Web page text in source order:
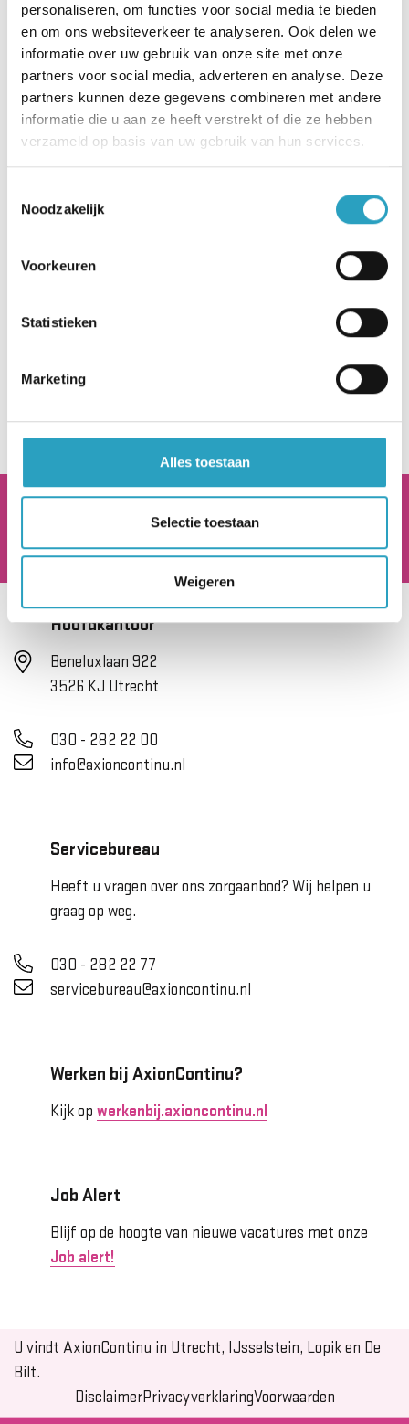
personaliseren, om functies voor social media te bieden
en om ons websiteverkeer te analyseren. Ook delen we
informatie over uw gebruik van onze site met onze
partners voor social media, adverteren en analyse. Deze
partners kunnen deze gegevens combineren met andere
informatie die u aan ze heeft verstrekt of die ze hebben
verzameld op basis van uw gebruik van hun services.
Noodzakelijk
Voorkeuren
Statistieken
Marketing
Alles toestaan
Selectie toestaan
Weigeren
Naar nieuwsoverzicht
Hoofdkantoor
Beneluxlaan 922
3526 KJ Utrecht
030 - 282 22 00
info@axioncontinu.nl
Servicebureau
Heeft u vragen over ons zorgaanbod? Wij helpen u
graag op weg.
030 - 282 22 77
servicebureau@axioncontinu.nl
Werken bij AxionContinu?
Kijk op werkenbij.axioncontinu.nl
Job Alert
Blijf op de hoogte van nieuwe vacatures met onze
Job alert!
U vindt AxionContinu in Utrecht, IJsselstein, Lopik en De
Bilt.
DisclaimerPrivacyverklaringVoorwaarden